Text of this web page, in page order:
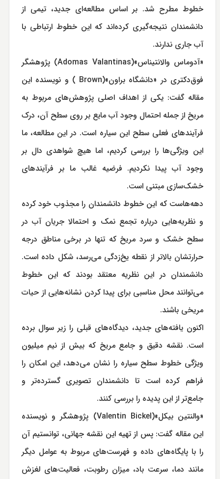
خطوط مطرح شد. بر اساس مطالعه‌ای جدید، تیمی از
دانشمندان نتیجه‌گیری کرده‌اند که این خطوط ارتباطی با
آب جاری ندارند.
«آدوماس والانتیناس»(Adomas Valantinas) پژوهشگر
فوق‌دکتری در «دانشگاه براون»(Brown ) و نویسنده این
مقاله گفت: یکی از اهداف اصلی پژوهش‌های مربوط به
مریخ از جمله احتمال وجود آب مایع بر روی سطح آن، درک
فرآیندهای فعلی سطح این سیاره است. در این مطالعه، ما
این ویژگی‌ها را بررسی کردیم، اما هیچ شواهدی دال بر
وجود آب پیدا نکردیم. فرضیه‌ غالب ما بر فرآیندهای
خشک‌سازی مبتنی است.
دهه‌هاست که این خطوط دانشمندان را مجذوب خود کرده
و نظریه‌هایی درباره تجمع نمک و احتمالا جریان آب در
سطح خشک و سرد مریخ که تنها در برخی مناطق درجه
حرارتشان بالاتر از نقطه یخ‌زدگی می‌رسد، شکل داده است.
دانشمندان در این نظریه معتقد بودند که این خطوط
می‌توانند محل مناسبی برای پیدا کردن نشانه‌هایی از حیات
مریخی باشند.
اکنون یافته‌های جدید، دیدگاه‌های قبلی را زیر سوال برده
است. نقشه دقیق و جامع مریخ که بیش از نیم میلیون
ویژگی خطوط سطح سیاره را نشان می‌دهد، این امکان را
فراهم کرده است تا دانشمندان تصویری گسترده‌تر و
جامع‌تر از این پدیده را بررسی کنند.
«والنتین بیکل»(Valentin Bickel) پژوهشگر و نویسنده
این مقاله گفت: پس از تهیه این نقشه جهانی، توانستیم آن
را با پایگاه‌های داده و فهرست‌های مربوط به عوامل دیگر
مانند دما، سرعت باد، میزان رطوبت، فعالیت‌های لغزش